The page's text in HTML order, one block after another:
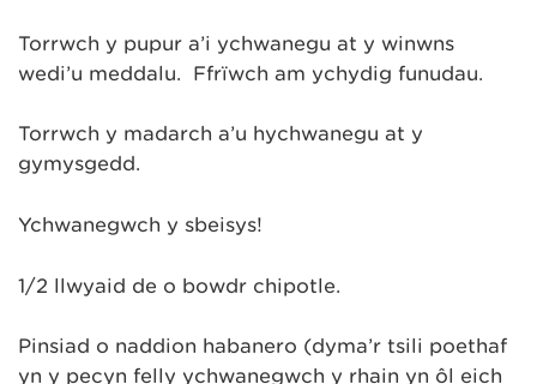
Torrwch y pupur a’i ychwanegu at y winwns
wedi’u meddalu. Ffrïwch am ychydig funudau.
Torrwch y madarch a’u hychwanegu at y
gymysgedd.
Ychwanegwch y sbeisys!
1/2 llwyaid de o bowdr chipotle.
Pinsiad o naddion habanero (dyma’r tsili poethaf
yn y pecyn felly ychwanegwch y rhain yn ôl eich